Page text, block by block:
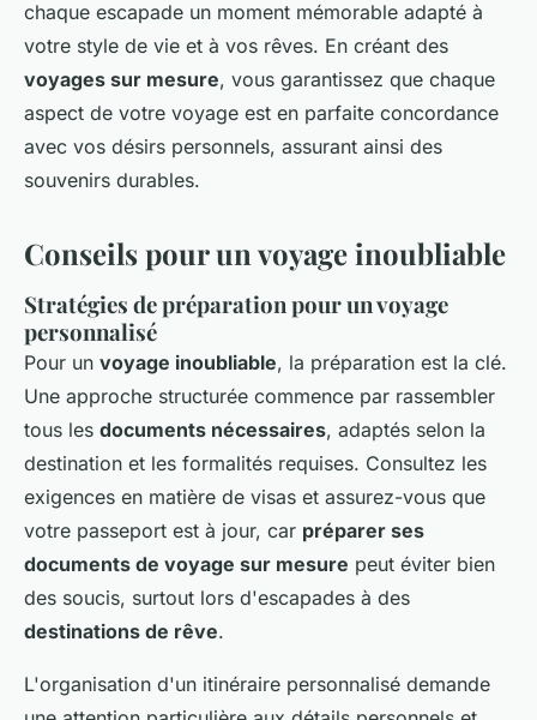
chaque escapade un moment mémorable adapté à
votre style de vie et à vos rêves. En créant des
voyages sur mesure, vous garantissez que chaque
aspect de votre voyage est en parfaite concordance
avec vos désirs personnels, assurant ainsi des
souvenirs durables.
Conseils pour un voyage inoubliable
Stratégies de préparation pour un voyage
personnalisé
Pour un voyage inoubliable, la préparation est la clé.
Une approche structurée commence par rassembler
tous les documents nécessaires, adaptés selon la
destination et les formalités requises. Consultez les
exigences en matière de visas et assurez-vous que
votre passeport est à jour, car préparer ses
documents de voyage sur mesure peut éviter bien
des soucis, surtout lors d'escapades à des
destinations de rêve.
L'organisation d'un itinéraire personnalisé demande